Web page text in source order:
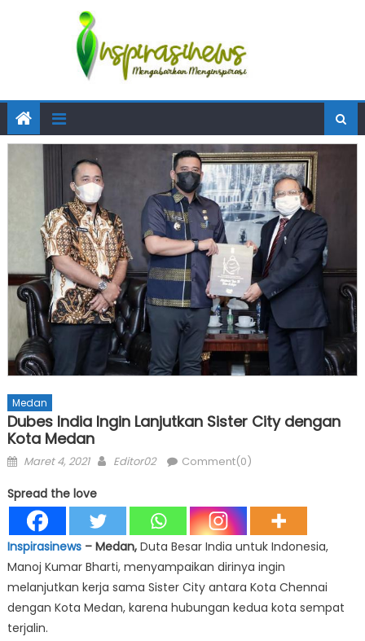
Medan
Dubes India Ingin Lanjutkan Sister City dengan
Kota Medan
Posted
Maret 4, 2021 Author
Editor02 Comment(0)
Spread the love
Inspirasinews– Medan,Duta Besar India untuk Indonesia,
Manoj Kumar Bharti, menyampaikan dirinya ingin
melanjutkan kerja sama Sister City antara Kota Chennai
dengan Kota Medan, karena hubungan kedua kota sempat
terjalin.